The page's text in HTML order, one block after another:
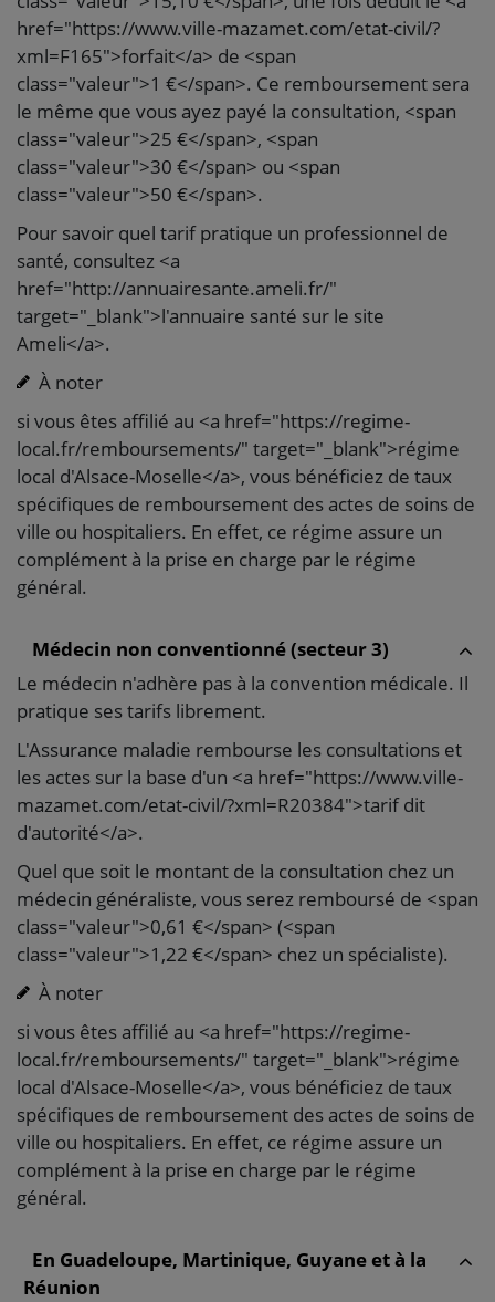
href="https://www.ville-mazamet.com/etat-civil/?
xml=F165">forfait</a> de <span
class="valeur">1 €</span>. Ce remboursement sera
le même que vous ayez payé la consultation, <span
class="valeur">25 €</span>, <span
class="valeur">30 €</span> ou <span
class="valeur">50 €</span>.
Pour savoir quel tarif pratique un professionnel de
santé, consultez <a
href="http://annuairesante.ameli.fr/"
target="_blank">l'annuaire santé sur le site
Ameli</a>.
À noter
si vous êtes affilié au <a href="https://regime-
local.fr/remboursements/" target="_blank">régime
local d'Alsace-Moselle</a>, vous bénéficiez de taux
spécifiques de remboursement des actes de soins de
ville ou hospitaliers. En effet, ce régime assure un
complément à la prise en charge par le régime
général.
Médecin non conventionné (secteur 3)
Le médecin n'adhère pas à la convention médicale. Il
pratique ses tarifs librement.
L'Assurance maladie rembourse les consultations et
les actes sur la base d'un <a href="https://www.ville-
mazamet.com/etat-civil/?xml=R20384">tarif dit
d'autorité</a>.
Quel que soit le montant de la consultation chez un
médecin généraliste, vous serez remboursé de <span
class="valeur">0,61 €</span> (<span
class="valeur">1,22 €</span> chez un spécialiste).
À noter
si vous êtes affilié au <a href="https://regime-
local.fr/remboursements/" target="_blank">régime
local d'Alsace-Moselle</a>, vous bénéficiez de taux
spécifiques de remboursement des actes de soins de
ville ou hospitaliers. En effet, ce régime assure un
complément à la prise en charge par le régime
général.
En Guadeloupe, Martinique, Guyane et à la
Réunion